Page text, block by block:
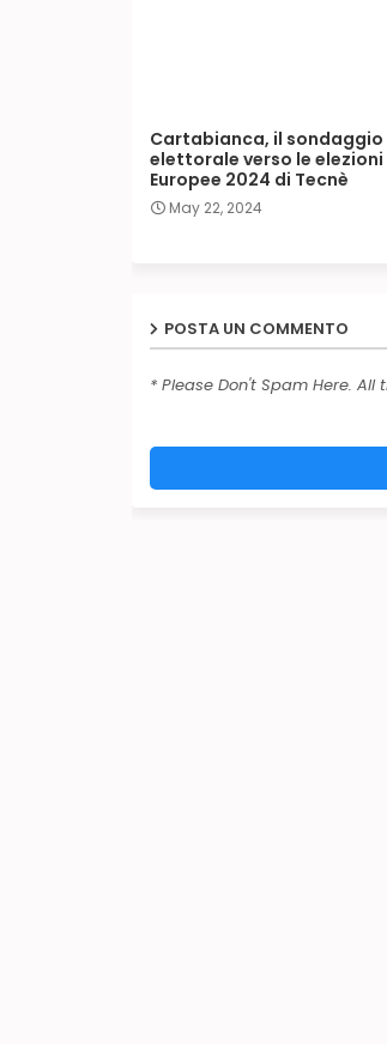
Cartabianca, il sondaggio
elettorale verso le elezioni
Europee 2024 di Tecnè
May 22, 2024
POSTA UN COMMENTO
* Please Don't Spam Here.